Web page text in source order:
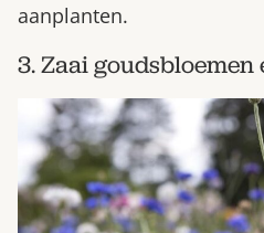
aanplanten.
3. Zaai